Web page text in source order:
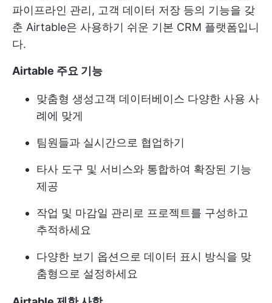
파이프라인 관리, 고객 데이터 저장 등의 기능을 갖
춘 Airtable은 사용하기 쉬운 기본 CRM 플랫폼입니
다.
Airtable 주요 기능
맞춤형 생성고객 데이터베이스 다양한 사용 사
례에 맞게
팀원들과 실시간으로 협업하기
타사 도구 및 서비스와 통합하여 확장된 기능
제공
작업 및 마감일 관리로 프로젝트를 구성하고
추적하세요
다양한 보기 옵션으로 데이터 표시 방식을 맞
춤형으로 설정하세요